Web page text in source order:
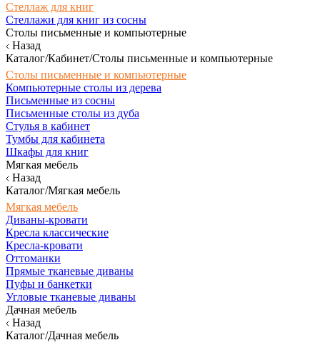
Стеллаж для книг
Стеллажи для книг из сосны
Столы письменные и компьютерные
Назад
Каталог/Кабинет/Столы письменные и компьютерные
Столы письменные и компьютерные
Компьютерные столы из дерева
Письменные из сосны
Письменные столы из дуба
Стулья в кабинет
Тумбы для кабинета
Шкафы для книг
Мягкая мебель
Назад
Каталог/Мягкая мебель
Мягкая мебель
Диваны-кровати
Кресла классические
Кресла-кровати
Оттоманки
Прямые тканевые диваны
Пуфы и банкетки
Угловые тканевые диваны
Дачная мебель
Назад
Каталог/Дачная мебель